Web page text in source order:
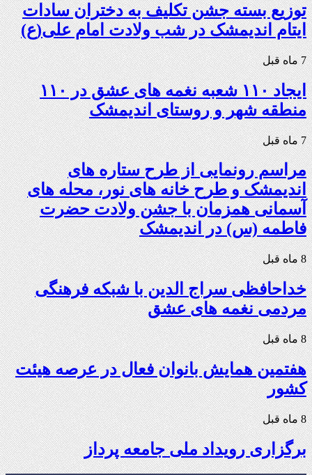
توزیع بسته جشن تکلیف به دختران سادات
ایتام اندیمشک در شب ولادت امام علی(ع)
7 ماه قبل
ایجاد ۱۱۰ شعبه نغمه های عشق در ۱۱۰
منطقه شهر و روستای اندیمشک
7 ماه قبل
مراسم رونمایی از طرح ستاره های
اندیمشک و طرح خانه های نور، محله های
آسمانی همزمان با جشن ولادت حضرت
فاطمه (س) در اندیمشک
8 ماه قبل
خداحافظی سراج الدین با شبکه فرهنگی
مردمی نغمه های عشق
8 ماه قبل
هفتمین همایش بانوان فعال در عرصه‌ هیئت
کشور
8 ماه قبل
برگزاری رویداد ملی جامعه پرداز